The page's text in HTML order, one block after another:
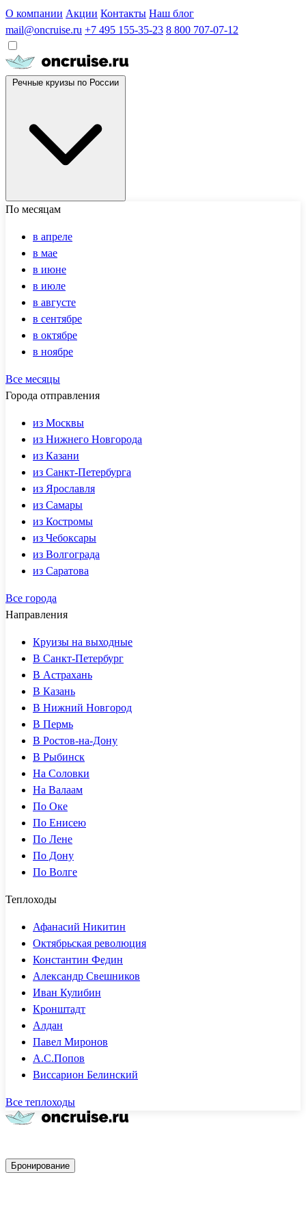
О компании Акции Контакты Наш блог
mail@oncruise.ru +7 495 155-35-23 8 800 707-07-12
По месяцам
в апреле
в мае
в июне
в июле
в августе
в сентябре
в октябре
в ноябре
Все месяцы
Города отправления
из Москвы
из Нижнего Новгорода
из Казани
из Санкт-Петербурга
из Ярославля
из Самары
из Костромы
из Чебоксары
из Волгограда
из Саратова
Все города
Направления
Круизы на выходные
В Санкт-Петербург
В Астрахань
В Казань
В Нижний Новгород
В Пермь
В Ростов-на-Дону
В Рыбинск
На Соловки
На Валаам
По Оке
По Енисею
По Лене
По Дону
По Волге
Теплоходы
Афанасий Никитин
Октябрьская революция
Константин Федин
Александр Свешников
Иван Кулибин
Кронштадт
Алдан
Павел Миронов
А.С.Попов
Виссарион Белинский
Все теплоходы
Бронирование